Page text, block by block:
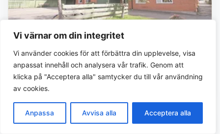
Vi värnar om din integritet
Vi använder cookies för att förbättra din upplevelse, visa
anpassat innehåll och analysera vår trafik. Genom att
klicka på "Acceptera alla" samtycker du till vår användning
av cookies.
Anpassa Avvisa alla Acceptera alla
4 rum · 92 m²
Uppgift saknas
Granvägen 15 F
Vilhelmina Bostäder AB, VIBO
Borttagen